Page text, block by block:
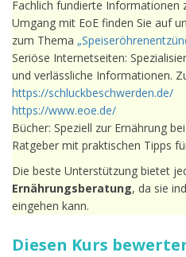
Fachlich fundierte Informationen
Umgang mit EoE finden Sie auf
zum Thema
Seriöse Internetseiten:
und verlässliche Informationen.
https://schluckbeschwerden.de/
https://www.eoe.de/
Bücher: Speziell zur Ernährung
Ratgeber mit praktischen Tipps
Die beste Unterstützung bietet
Ernährungsberatung, da sie
eingehen kann.
Diesen Kurs